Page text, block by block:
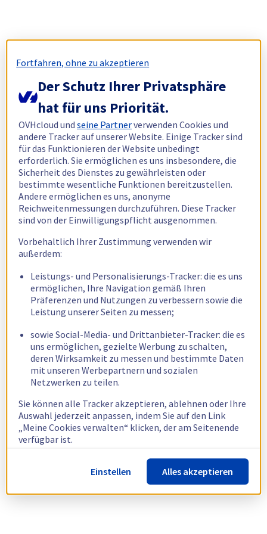
Fortfahren, ohne zu akzeptieren
Der Schutz Ihrer Privatsphäre
hat für uns Priorität.
OVHcloud undseine Partnerverwenden Cookies und
andere Tracker auf unserer Website. Einige Tracker sind
für das Funktionieren der Website unbedingt
erforderlich. Sie ermöglichen es uns insbesondere, die
Sicherheit des Dienstes zu gewährleisten oder
bestimmte wesentliche Funktionen bereitzustellen.
Andere ermöglichen es uns, anonyme
Reichweitenmessungen durchzuführen. Diese Tracker
sind von der Einwilligungspflicht ausgenommen.
Vorbehaltlich Ihrer Zustimmung verwenden wir
außerdem:
Leistungs- und Personalisierungs-Tracker: die es uns
ermöglichen, Ihre Navigation gemäß Ihren
Präferenzen und Nutzungen zu verbessern sowie die
Leistung unserer Seiten zu messen;
sowie Social-Media- und Drittanbieter-Tracker: die es
uns ermöglichen, gezielte Werbung zu schalten,
deren Wirksamkeit zu messen und bestimmte Daten
mit unseren Werbepartnern und sozialen
Netzwerken zu teilen.
Sie können alle Tracker akzeptieren, ablehnen oder Ihre
Auswahl jederzeit anpassen, indem Sie auf den Link
„Meine Cookies verwalten“ klicken, der am Seitenende
verfügbar ist.
Weitere Informationen finden Sie in unsererRichtlinie
zur Verwendung von Cookies.
Einstellen Alles akzeptieren